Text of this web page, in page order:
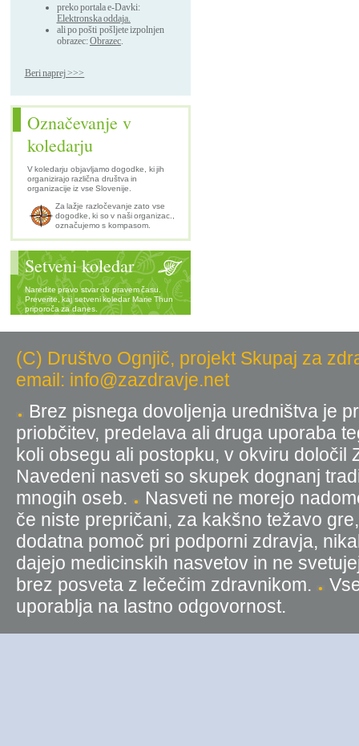
preko portala e-Davki:
Elektronska oddaja.
ali po pošti pošljete izpolnjen
obrazec:Obrazec.
Beri naprej >>>
Označevanje v
koledarju
V koledarju objavljamo dogodke, ki jih
organizirajo različna društva in
organizacije iz vse Slovenije.
Za lažje razločevanje zato vse
dogodke, ki so v naši organizac.,
označujemo s kompasom.
Setveni koledar
Naredite pravo stvar ob pravem času.
Preverite, kaj setveni koledar Marie Thun
priporoča za danes.
(C) Društvo Ognjič, projekt Skupaj za
email: info@zazdravje.net
Brez pisnega dovoljenja uredništva je
priobčitev, predelava ali druga uporaba
koli obsegu ali postopku, v okviru
Navedeni nasveti so skupek dognanj
mnogih oseb.
Nasveti ne morejo
če niste prepričani, za kakšno težavo
dodatna pomoč pri podporni zdravja,
dajejo medicinskih nasvetov in ne
brez posveta z lečečim zdravnikom.
uporablja na lastno odgovornost.